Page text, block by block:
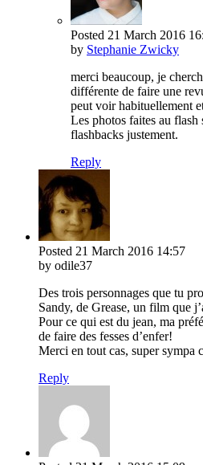
Posted 21 March 2016
by Stephanie Zwicky
merci beaucoup, je
différente de faire une
peut voir habituellement
Les photos faites au flash
flashbacks justement.
Reply
Posted 21 March 2016 14:57
by odile37
Des trois personnages que tu
Sandy, de Grease, un film que
Pour ce qui est du jean, ma
de faire des fesses d’enfer!
Merci en tout cas, super sympa
Reply